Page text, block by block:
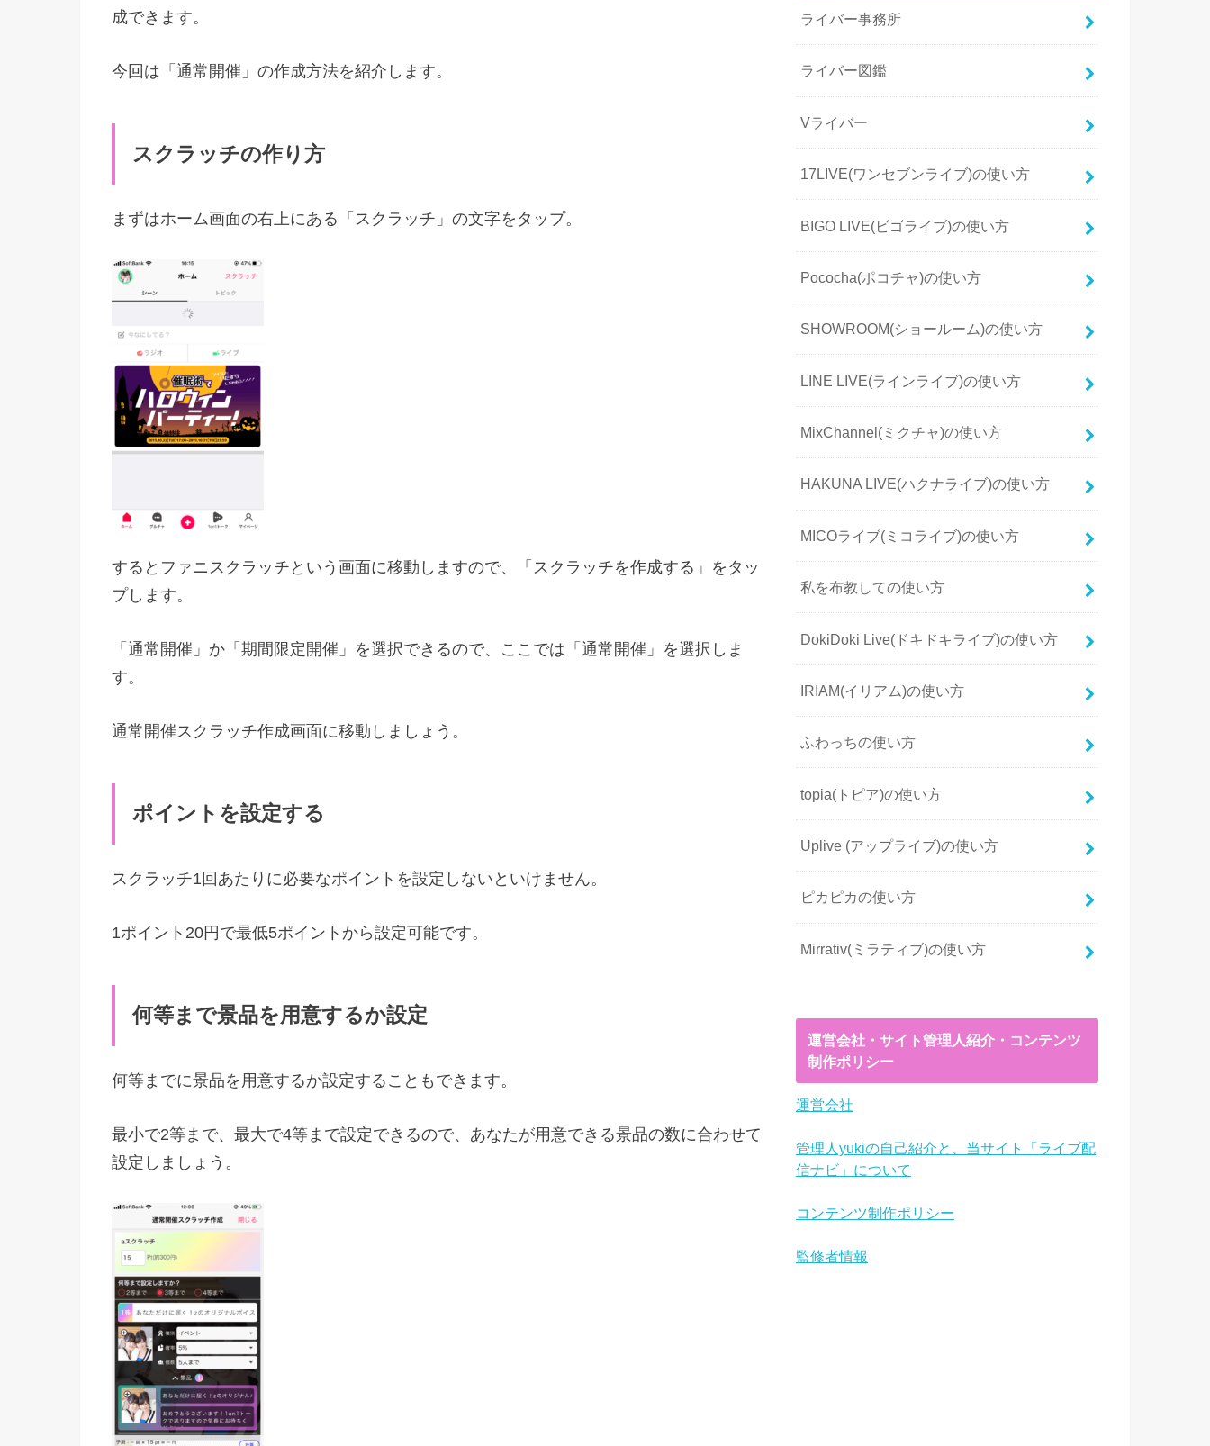
成できます。
今回は「通常開催」の作成方法を紹介します。
スクラッチの作り方
まずはホーム画面の右上にある「スクラッチ」の文字をタップ。
するとファニスクラッチという画面に移動しますので、「スクラッチを作成する」をタッ
プします。
「通常開催」か「期間限定開催」を選択できるので、ここでは「通常開催」を選択しま
す。
通常開催スクラッチ作成画面に移動しましょう。
ポイントを設定する
スクラッチ1回あたりに必要なポイントを設定しないといけません。
1ポイント20円で最低5ポイントから設定可能です。
何等まで景品を用意するか設定
何等までに景品を用意するか設定することもできます。
最小で2等まで、最大で4等まで設定できるので、あなたが用意できる景品の数に合わせて
設定しましょう。
ライバー事務所
ライバー図鑑
Vライバー
17LIVE(ワンセブンライブ)の使い方
BIGO LIVE(ビゴライブ)の使い方
Pococha(ポコチャ)の使い方
SHOWROOM(ショールーム)の使い方
LINE LIVE(ラインライブ)の使い方
MixChannel(ミクチャ)の使い方
HAKUNA LIVE(ハクナライブ)の使い方
MICOライブ(ミコライブ)の使い方
私を布教しての使い方
DokiDoki Live(ドキドキライブ)の使い方
IRIAM(イリアム)の使い方
ふわっちの使い方
topia(トピア)の使い方
Uplive (アップライブ)の使い方
ピカピカの使い方
Mirrativ(ミラティブ)の使い方
運営会社・サイト管理人紹介・コンテンツ
制作ポリシー
運営会社
管理人yukiの自己紹介と、当サイト「ライブ配
信ナビ」について
コンテンツ制作ポリシー
監修者情報